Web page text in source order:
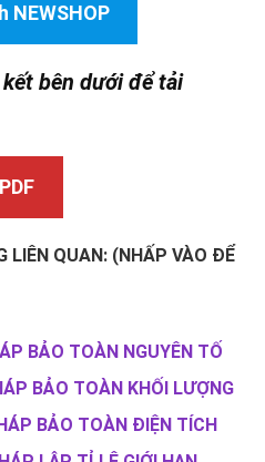
NEWSHOP
bên dưới để tải
PDF
LIÊN QUAN: (NHẤP VÀO ĐỂ
BẢO TOÀN NGUYÊN TỐ
BẢO TOÀN KHỐI LƯỢNG
BẢO TOÀN ĐIỆN TÍCH